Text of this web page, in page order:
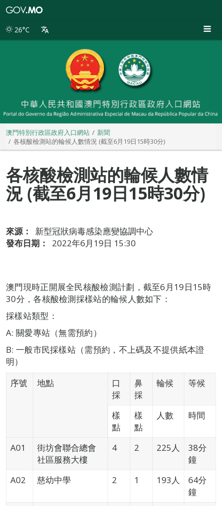
別
26°C
澳門特別行政區政府入口網站
新聞
各核酸檢測站的輪候人數情況 (截至6月19日15時30分)
各核酸檢測站的輪候人數情
況 (截至6月19日15時30分)
來源：
新型冠狀病毒感染應變協調中心
發布日期：
2022年6月19日 15:30
澳門現時正開展全民核酸檢測計劃，截至6月19日15時
30分，各核酸檢測採樣站的輪候人數如下：
採樣站類型：
A: 關愛專站（無需預約）
B: 一般市民採樣站（需預約，不上碼及不提供紙本證
明）
序號
地點
口
採
鼻
採
輪候 等候
樣
點
樣
點
人數 時間
A01
街坊會聯合總會
社區服務大樓
4 2 225人
38分
鐘
A02
慈幼中學 2 1 193人
64分
鐘